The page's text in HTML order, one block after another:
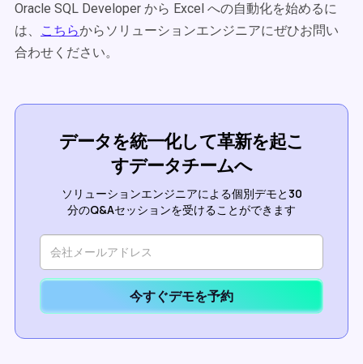
Oracle SQL Developer から Excel への自動化を始めるに
は、
こちらからソリューションエンジニアにぜひお問い
合わせください。
データを統一化して革新を起こ
すデータチームへ
ソリューションエンジニアによる個別デモと30
分のQ&Aセッションを受けることができます
今すぐデモを予約